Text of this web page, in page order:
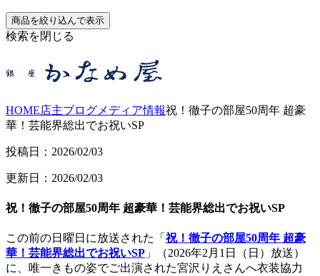
検索を閉じる
HOME店主ブログ メディア情報祝！徹子の部屋50周年 超豪
華！芸能界総出でお祝いSP
投稿日：2026/02/03
更新日：2026/02/03
祝！徹子の部屋50周年 超豪華！芸能界総出でお祝いSP
この前の日曜日に放送された「祝！徹子の部屋50周年 超豪
華！芸能界総出でお祝いSP 」（2026年2月1日（日）放送）
に、唯一きもの姿でご出演された宮沢りえさんへ衣装協力